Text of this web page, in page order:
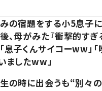
の宿題をする小5息子に
、母がみた『衝撃的すぎ
息子くんサイコーww」「
ましたww」
の時に出会うも“別々